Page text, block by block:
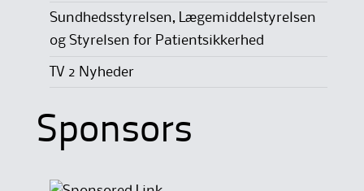
Sundhedsstyrelsen, Lægemiddelstyrelsen
og Styrelsen for Patientsikkerhed
TV 2 Nyheder
Sponsors